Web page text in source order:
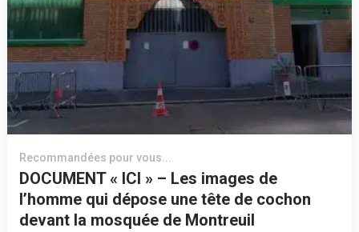
Recommandées pour vous...
DOCUMENT « ICI » – Les images de
l’homme qui dépose une tête de cochon
devant la mosquée de Montreuil